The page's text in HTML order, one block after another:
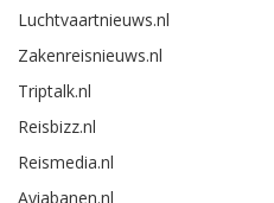
Luchtvaartnieuws.nl
Zakenreisnieuws.nl
Triptalk.nl
Reisbizz.nl
Reismedia.nl
Aviabanen.nl